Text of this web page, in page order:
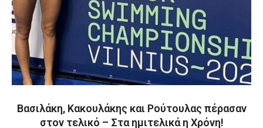
Βασιλάκη, Κακουλάκης και Ρούτουλας πέρασαν
στον τελικό – Στα ημιτελικά η Χρόνη!